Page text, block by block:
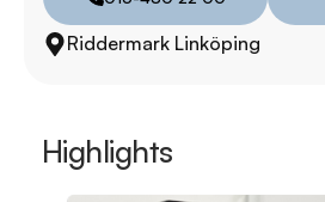
Highlights
även skräddarsydd finansiering och
från Folksam.
https://vimeo.com/1011323016
Riddermark Linköping